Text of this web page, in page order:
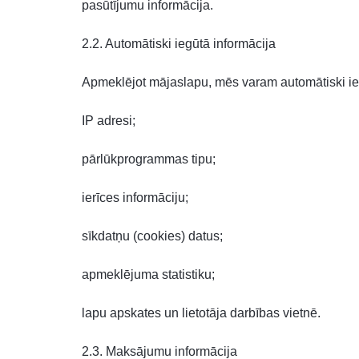
pasūtījumu informācija.
2.2. Automātiski iegūtā informācija
Apmeklējot mājaslapu, mēs varam automātiski
IP adresi;
pārlūkprogrammas tipu;
ierīces informāciju;
sīkdatņu (cookies) datus;
apmeklējuma statistiku;
lapu apskates un lietotāja darbības vietnē.
2.3. Maksājumu informācija